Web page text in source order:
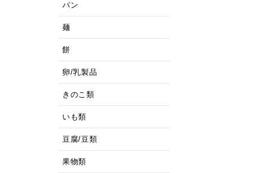
パン
麺
餅
卵/乳製品
きのこ類
いも類
豆腐/豆類
果物類